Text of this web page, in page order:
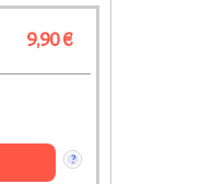
9,90 €
?